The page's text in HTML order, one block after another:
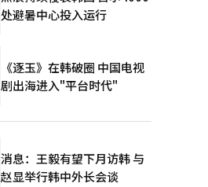
处避暑中心投入运行
《逐玉》在韩破圈 中国电视
剧出海进入"平台时代"
消息：王毅有望下月访韩 与
赵显举行韩中外长会谈